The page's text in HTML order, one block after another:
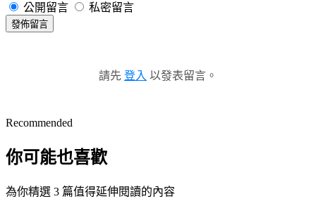
公開留言 私密留言
發佈留言
請先 登入 以發表留言。
Recommended
你可能也喜歡
為你精選 3 篇值得延伸閱讀的內容